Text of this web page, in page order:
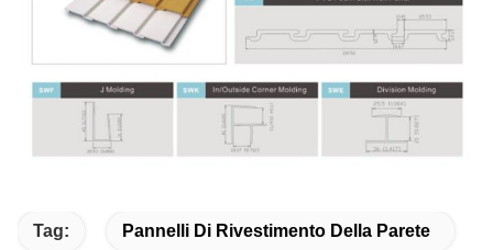
Tag: Pannelli Di Rivestimento Della Parete